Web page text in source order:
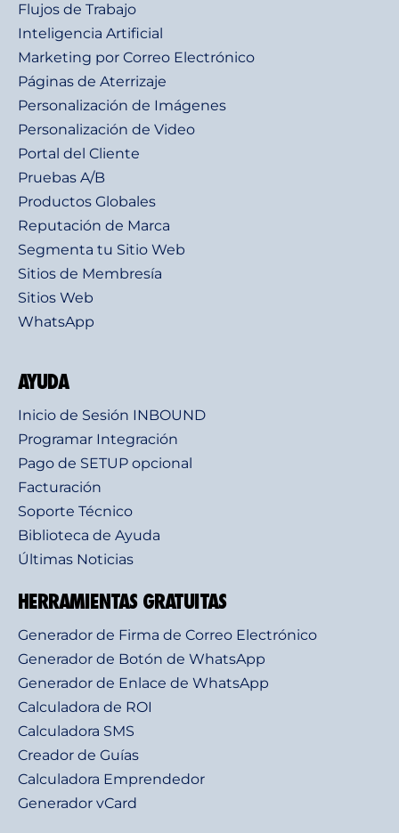
Flujos de Trabajo
Inteligencia Artificial
Marketing por Correo Electrónico
Páginas de Aterrizaje
Personalización de Imágenes
Personalización de Video
Portal del Cliente
Pruebas A/B
Productos Globales
Reputación de Marca
Segmenta tu Sitio Web
Sitios de Membresía
Sitios Web
WhatsApp
AYUDA
Inicio de Sesión INBOUND
Programar Integración
Pago de SETUP opcional
Facturación
Soporte Técnico
Biblioteca de Ayuda
Últimas Noticias
HERRAMIENTAS GRATUITAS
Generador de Firma de Correo Electrónico
Generador de Botón de WhatsApp
Generador de Enlace de WhatsApp
Calculadora de ROI
Calculadora SMS
Creador de Guías
Calculadora Emprendedor
Generador vCard